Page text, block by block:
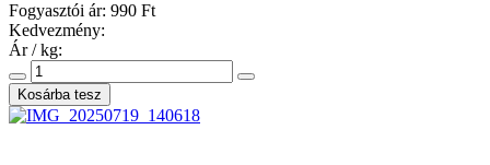
Fogyasztói ár: 990 Ft
Kedvezmény:
Ár / kg: